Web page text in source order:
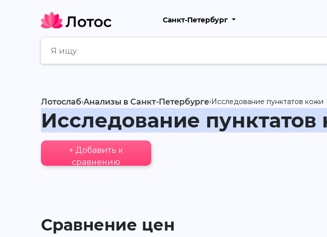
Санкт-Петербург
Лотослаб›Анализы в Санкт-Петербурге›Исследование пунктатов кожи
Исследование пунктатов
+ Добавить к
сравнению
Сравнение цен